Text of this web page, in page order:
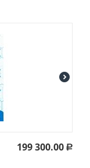
199 300.00 Р